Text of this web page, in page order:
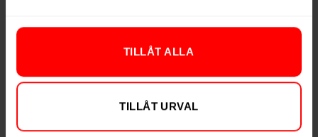
TILLÅT ALLA
TILLÅT URVAL